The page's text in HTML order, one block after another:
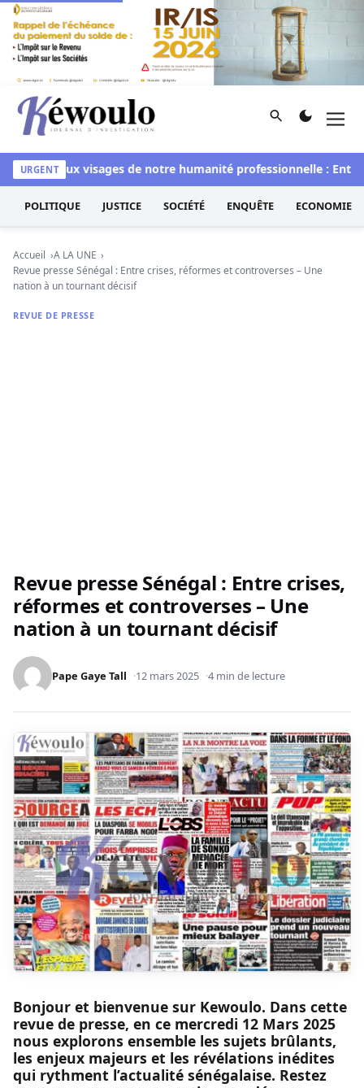
Aller au contenu
Kéwoulo, le premier site d'information et d'investigation
Rechercher
URGENT
Les deux visages de notre humanité professionnelle : Entre
POLITIQUE JUSTICE SOCIÉTÉ ENQUÊTE ECONOMIE
Accueil
A LA UNE
Revue presse Sénégal : Entre crises, réformes et controverses – Une
nation à un tournant décisif
REVUE DE PRESSE
Revue presse Sénégal : Entre crises,
réformes et controverses – Une
nation à un tournant décisif
Pape Gaye Tall 12 mars 2025 4 min de lecture
Bonjour et bienvenue sur Kewoulo. Dans cette
revue de presse, en ce mercredi 12 Mars 2025
nous explorons ensemble les sujets brûlants,
les enjeux majeurs et les révélations inédites
qui rythment l’actualité sénégalaise. Restez